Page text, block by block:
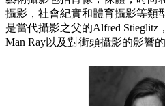
攝影，社會紀實和體育攝影等類
是當代攝影之父的Alfred
Man Ray以及對街頭攝影的影響的